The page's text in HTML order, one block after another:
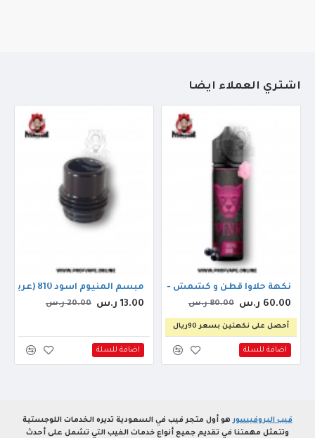
أشتري العملاء أيضاً
نكهة حلاوا قطن و كشمش - دكتور فيب بينك بانثر اوريجنال 60مل 3ملجم
60.00 ر.س 80.00 ر.س
أحصل على نكهتين بسعر 90ريال
اضافة للسلة
مبسم المنيوم اسود 810 (عريض)
13.00 ر.س 20.00 ر.س
اضافة للسلة
فيب البروفيسورهو أول متجر فيب في السعودية تديره الخدمات اللوجستية
وتتمثل مهمتنا في تقديم جميع أنواع خدمات الفيب التي تشمل على أحدث